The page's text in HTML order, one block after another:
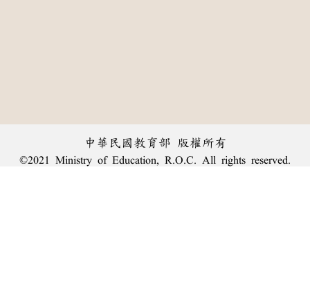
中華民國教育部 版權所有
©2021 Ministry of Education, R.O.C. All rights reserved.